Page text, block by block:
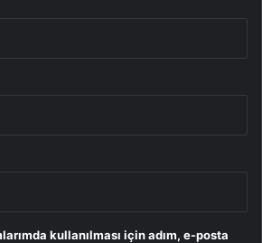
kullanılması için adım, e-posta